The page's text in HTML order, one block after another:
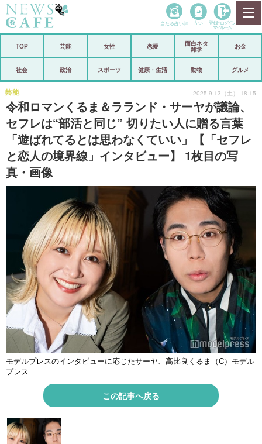
政治
芸能 スポーツ
恋愛 ビックリ
コメントポスト アリ／ナシ
登録・ログイン/マイルーム
当たる占い師 占い 登録• ログイン
マイルーム
TOP 芸能 女性 恋愛
面白ネタ
雑学
お金
社会 政治 スポーツ 健康・生活 動物 グルメ
令和ロマンくるま＆ラランド・サーヤが議論、
セフレは“部活と同じ” 切りたい人に贈る言葉
「遊ばれてるとは思わなくていい」【「セフレ
と恋人の境界線」インタビュー】 1枚目の写
真・画像
芸能 2025.9.13（土） 18:15
モデルプレスのインタビューに応じたサーヤ、高比良くるま（C）モデル
プレス
この記事へ戻る